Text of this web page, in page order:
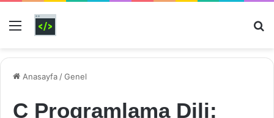
Menü
Anasayfa /Genel
C Programlama Dili: